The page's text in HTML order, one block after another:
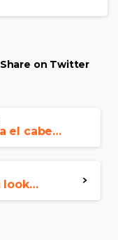
Share on Twitter
Desplazandolo hacia el cabello las opiniones de el multitud favorecen a Lovoo, puesto que su empleo
Elena koshka when you look at the mail-order High quality Porn Video and you will Porno Sex